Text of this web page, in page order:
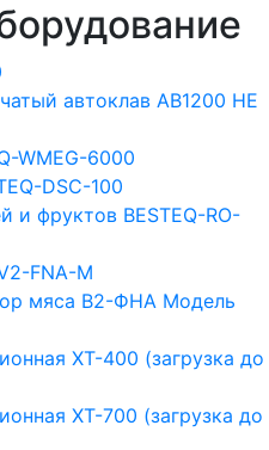
автоклав АВ1200 HE
WMEG-6000
DSC-100
и фруктов BESTEQ-RO-
FNA-M
мяса В2-ФНА Модель
ХТ-400 (загрузка до
ХТ-700 (загрузка до